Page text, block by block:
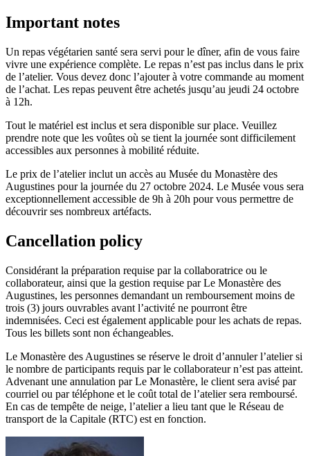
Important notes
Un repas végétarien santé sera servi pour le dîner, afin de vous faire
vivre une expérience complète. Le repas n’est pas inclus dans le prix
de l’atelier. Vous devez donc l’ajouter à votre commande au moment
de l’achat. Les repas peuvent être achetés jusqu’au jeudi 24 octobre
à 12h.
Tout le matériel est inclus et sera disponible sur place. Veuillez
prendre note que les voûtes où se tient la journée sont difficilement
accessibles aux personnes à mobilité réduite.
Le prix de l’atelier inclut un accès au Musée du Monastère des
Augustines pour la journée du 27 octobre 2024. Le Musée vous sera
exceptionnellement accessible de 9h à 20h pour vous permettre de
découvrir ses nombreux artéfacts.
Cancellation policy
Considérant la préparation requise par la collaboratrice ou le
collaborateur, ainsi que la gestion requise par Le Monastère des
Augustines, les personnes demandant un remboursement moins de
trois (3) jours ouvrables avant l’activité ne pourront être
indemnisées. Ceci est également applicable pour les achats de repas.
Tous les billets sont non échangeables.
Le Monastère des Augustines se réserve le droit d’annuler l’atelier si
le nombre de participants requis par le collaborateur n’est pas atteint.
Advenant une annulation par Le Monastère, le client sera avisé par
courriel ou par téléphone et le coût total de l’atelier sera remboursé.
En cas de tempête de neige, l’atelier a lieu tant que le Réseau de
transport de la Capitale (RTC) est en fonction.